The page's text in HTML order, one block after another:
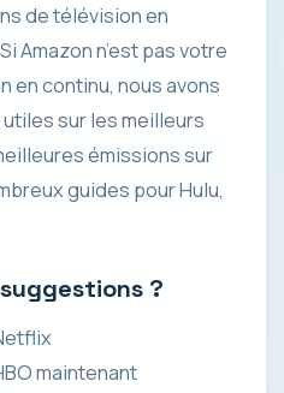
de télévision en
Amazon n’est pas votre
en continu, nous avons
sur les meilleurs
émissions sur
guides pour Hulu,
?
maintenant